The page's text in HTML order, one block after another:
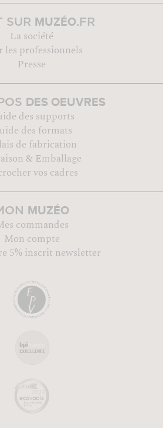
SUR MUZÉO.FR
La société
les professionnels
Presse
DES OEUVRES
des supports
des formats
de fabrication
& Emballage
vos cadres
MUZÉO
commandes
Mon compte
5% inscrit newsletter